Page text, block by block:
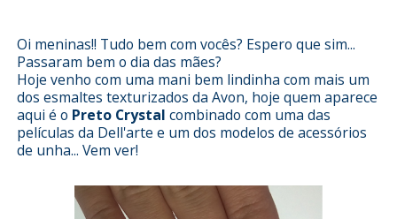
Oi meninas!! Tudo bem com vocês? Espero que sim...
Passaram bem o dia das mães?
Hoje venho com uma mani bem lindinha com mais um
dos esmaltes texturizados da Avon, hoje quem aparece
aqui é o Preto Crystal combinado com uma das
películas da Dell'arte e um dos modelos de acessórios
de unha... Vem ver!